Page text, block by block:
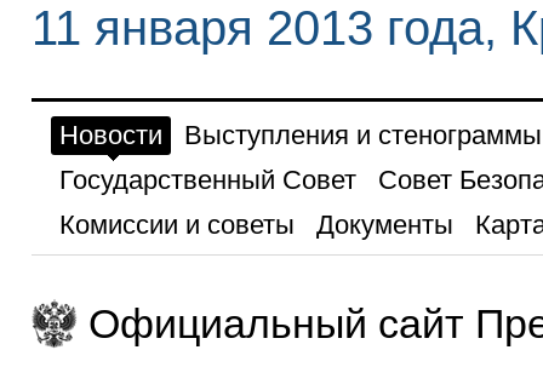
11 января 2013 года,
Новости
Выступления и стенограммы
Государственный Совет
Совет
Комиссии и советы
Документы
Официальный сайт